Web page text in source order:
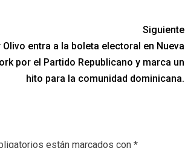
Siguiente
Olivo entra a la boleta electoral en Nueva
por el Partido Republicano y marca un
hito para la comunidad dominicana.
están marcados con *